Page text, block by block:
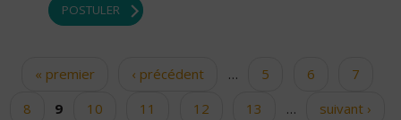
POSTULER
Pages« premier ‹ précédent … 5 6
7
8
9 10 11 12 13 …
suivant ›